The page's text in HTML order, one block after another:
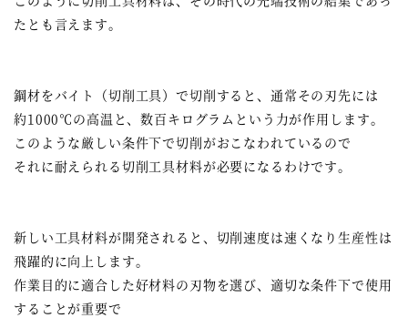
たとも言えます。
鋼材をバイト（切削工具）で切削すると、通常その刃先には
約1000℃の高温と、数百キログラムという力が作用します。
このような厳しい条件下で切削がおこなわれているので
それに耐えられる切削工具材料が必要になるわけです。
新しい工具材料が開発されると、切削速度は速くなり生産性は
飛躍的に向上します。
作業目的に適合した好材料の刃物を選び、適切な条件下で使用
することが重要で